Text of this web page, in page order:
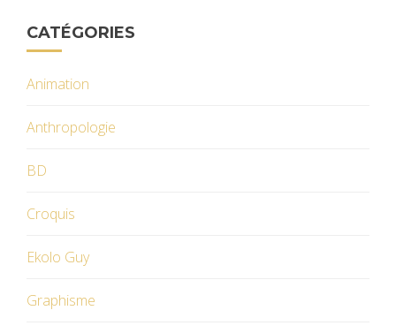
CATÉGORIES
Animation
Anthropologie
BD
Croquis
Ekolo Guy
Graphisme